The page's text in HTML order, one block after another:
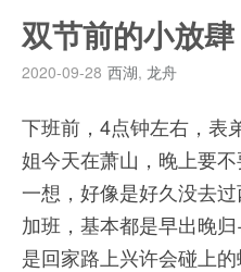
双节前的小放肆
2020-09-28 西湖, 龙舟
下班前，4点钟左右，表
姐今天在萧山，晚上要不
一想，好像是好久没去
加班，基本都是早出晚
是回家路上兴许会碰上的